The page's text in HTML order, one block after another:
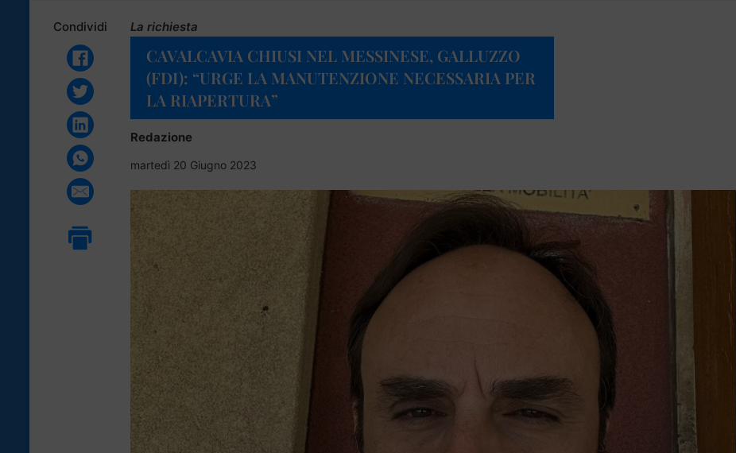
Condividi La richiesta
CAVALCAVIA CHIUSI NEL MESSINESE, GALLUZZO
(FDI): “URGE LA MANUTENZIONE NECESSARIA PER
LA RIAPERTURA”
Redazione
martedì 20 Giugno 2023